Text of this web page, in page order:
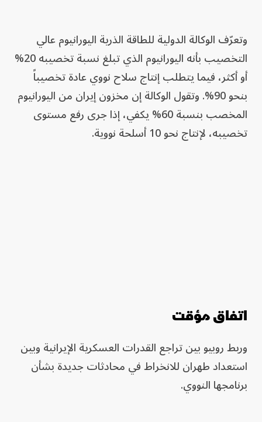
وتعرّف الوكالة الدولية للطاقة الذرية اليورانيوم عالي
التخصيب بأنه اليورانيوم الذي تبلغ نسبة تخصيبه 20%
أو أكثر، فيما يتطلب إنتاج سلاح نووي عادة تخصيباً
بنحو 90%. وتقول الوكالة إن مخزون إيران من اليورانيوم
المخصب بنسبة 60% يكفي، إذا جرى رفع مستوى
تخصيبه، لإنتاج نحو 10 أسلحة نووية.
اتفاق مؤقت
وربط روبيو بين تراجع القدرات العسكرية الإيرانية وبين
استعداد طهران للانخراط في محادثات جديدة بشأن
برنامجها النووي.